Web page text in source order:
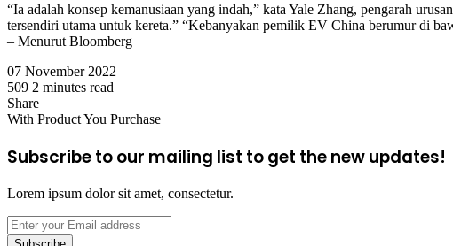
“Ia adalah konsep kemanusiaan yang indah,” kata Yale Zhang, pengarah
tersendiri utama untuk kereta.” “Kebanyakan pemilik EV China berumur di
– Menurut Bloomberg
07 November 2022
509 2 minutes read
Facebook
X
LinkedIn
Tumblr
Pinterest
Reddit
VKontakte
Odnoklassniki
Pocket
Share
Facebook
X
LinkedIn
Tumblr
Pinterest
Reddit
VKontakte
Odnoklassniki
Pocket
Share
Email
Print
With Product You Purchase
Subscribe to our mailing list to get the new updates!
Lorem ipsum dolor sit amet, consectetur.
Enter
your